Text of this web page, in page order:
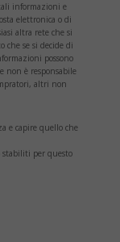
informazioni e
elettronica o di
altra rete che si
che se si decide di
possono
non è responsabile
altri non
e capire quello che
stabiliti per questo